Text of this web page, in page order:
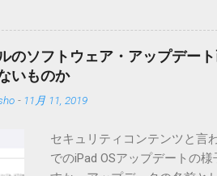
のバージョンは0.5.3です。（2004/
め、こちらにはリンクしていません
ご利用ください。 こちら からどうぞ
う不具合が存在しています。最新版
ダウンロードするにはここをクリッ
_MACOSX」というフォルダと、同
す。） Ver.0.3.0以降用の差分ファイ
番号と同じバージョン番号を持つパ
のソフトウェア・アップデー
いものか
- 11月 11, 2019
セキュリティコンテンツと言
でのiPad OSアップデートの